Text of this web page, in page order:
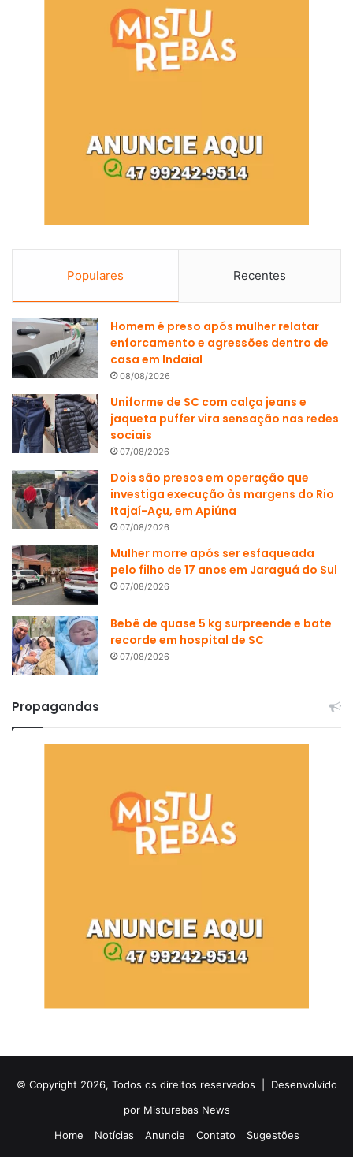
Populares Recentes
Homem é preso após mulher relatar
enforcamento e agressões dentro de
casa em Indaial
08/08/2026
Uniforme de SC com calça jeans e
jaqueta puffer vira sensação nas redes
sociais
07/08/2026
Dois são presos em operação que
investiga execução às margens do Rio
Itajaí-Açu, em Apiúna
07/08/2026
Mulher morre após ser esfaqueada
pelo filho de 17 anos em Jaraguá do Sul
07/08/2026
Bebê de quase 5 kg surpreende e bate
recorde em hospital de SC
07/08/2026
Propagandas
© Copyright 2026, Todos os direitos reservados | Desenvolvido
por Misturebas News
Home
Notícias Anuncie Contato Sugestões